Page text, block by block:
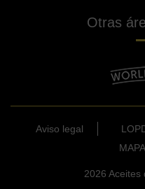
Otras
Aviso legal
2026 Aceites